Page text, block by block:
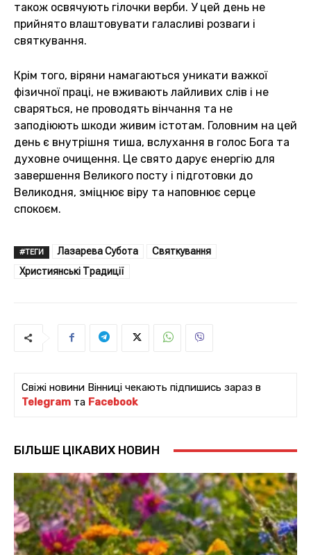
також освячують гілочки верби. У цей день не
прийнято влаштовувати галасливі розваги і
святкування.
Крім того, віряни намагаються уникати важкої
фізичної праці, не вживають лайливих слів і не
сваряться, не проводять вінчання та не
заподіюють шкоди живим істотам. Головним на цей
день є внутрішня тиша, вслухання в голос Бога та
духовне очищення. Це свято дарує енергію для
завершення Великого посту і підготовки до
Великодня, зміцнює віру та наповнює серце
спокоєм.
#ТЕГИ Лазарева Субота
Святкування
Християнські Традиції
Свіжі новини Вінниці чекають підпишись зараз в
Telegram та Facebook
БІЛЬШЕ ЦІКАВИХ НОВИН